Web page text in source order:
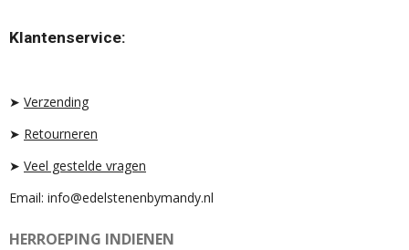
T
A
A
T
O
T
S
Klantenservice:
➤ Verzending
➤ Retourneren
➤ Veel gestelde vragen
Email: info@edelstenenbymandy.nl
HERROEPING INDIENEN